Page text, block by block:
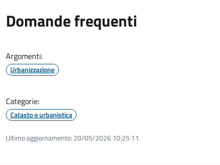
Domande frequenti
Argomenti:
Urbanizzazione
Categorie:
Catasto e urbanistica
Ultimo aggiornamento: 20/05/2026 10:25.11